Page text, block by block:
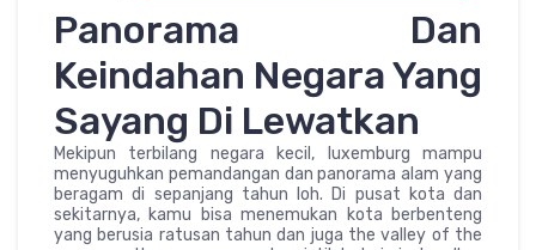
Panorama Dan
Keindahan Negara Yang
Sayang Di Lewatkan
Mekipun terbilang negara kecil, luxemburg mampu
menyuguhkan pemandangan dan panorama alam yang
beragam di sepanjang tahun loh. Di pusat kota dan
sekitarnya, kamu bisa menemukan kota berbenteng
yang berusia ratusan tahun dan juga the valley of the